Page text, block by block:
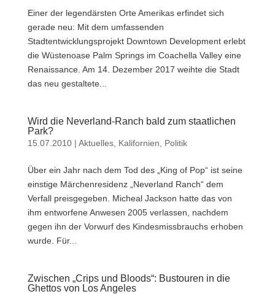
Einer der legendärsten Orte Amerikas erfindet sich
gerade neu: Mit dem umfassenden
Stadtentwicklungsprojekt Downtown Development erlebt
die Wüstenoase Palm Springs im Coachella Valley eine
Renaissance. Am 14. Dezember 2017 weihte die Stadt
das neu gestaltete...
Wird die Neverland-Ranch bald zum staatlichen
Park?
15.07.2010| Aktuelles, Kalifornien Politik
Über ein Jahr nach dem Tod des „King of Pop“ ist seine
einstige Märchenresidenz „Neverland Ranch“ dem
Verfall preisgegeben. Micheal Jackson hatte das von
ihm entworfene Anwesen 2005 verlassen, nachdem
gegen ihn der Vorwurf des Kindesmissbrauchs erhoben
wurde. Für...
Zwischen „Crips und Bloods“: Bustouren in die
Ghettos von Los Angeles